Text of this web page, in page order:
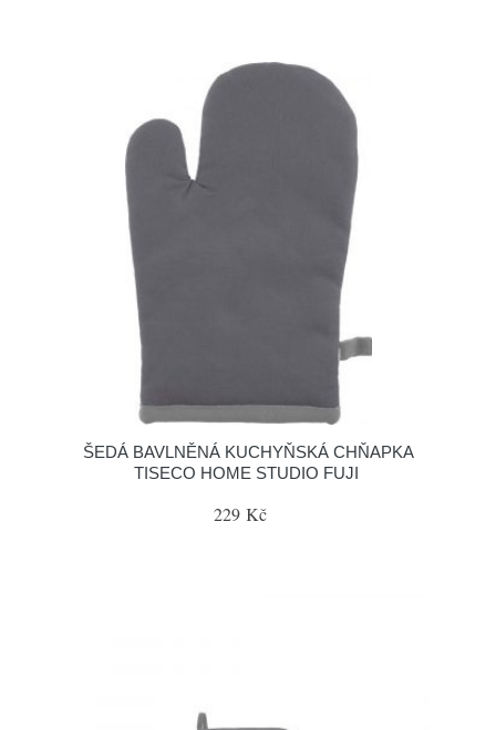
ŠEDÁ BAVLNĚNÁ KUCHYŇSKÁ CHŇAPKA
TISECO HOME STUDIO FUJI
229 Kč